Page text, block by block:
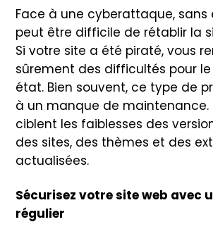
Face à une cyberattaque, sans
peut être difficile de rétablir la
Si votre site a été piraté, vous
sûrement des difficultés pour
état. Bien souvent, ce type de
à un manque de maintenance.
ciblent les faiblesses des
des sites, des thèmes et des
actualisées.
Sécurisez votre site web avec
régulier